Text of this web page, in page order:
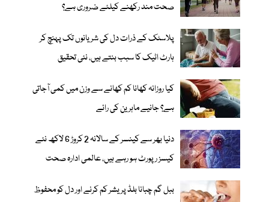
صحت مند رکھنے کیلئے ضروری ہے؟
پلاسٹک کے ذرات دل کی شریانوں تک پہنچ کر
ہارٹ اٹیک کا سبب بنتے ہیں، نئی تحقیق
کیا روزانہ کھانا کم کھانے سے وزن میں کمی آجاتی
ہے؟ جانیے ماہرین کی رائے
دنیا بھر سے کینسر کے سالانہ 2 کروڑ 6 لاکھ نئے
کیسز رپورٹ ہو رہے ہیں، عالمی ادارہ صحت
ببل گم چبانا بلڈ پریشر کم کرنے اور دل کو محفوظ